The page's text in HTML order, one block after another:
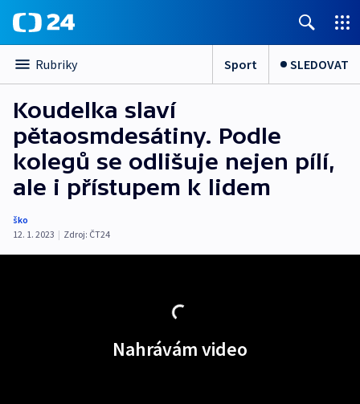
Rubriky Sport SLEDOVAT
Koudelka slaví
pětaosmdesátiny. Podle
kolegů se odlišuje nejen pílí,
ale i přístupem k lidem
ško
12. 1. 2023 | Zdroj: ČT24
Nahrávám video